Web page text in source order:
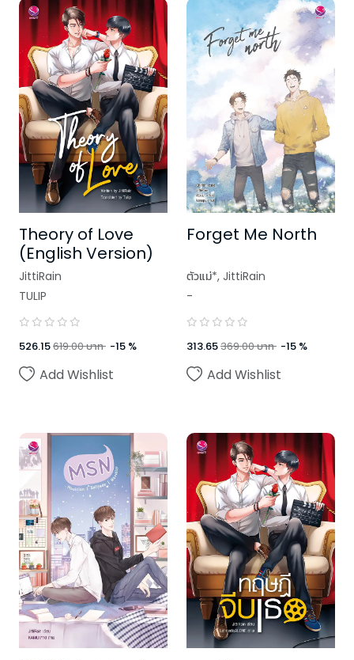
Theory of Love
(English Version)
JittiRain
TULIP
526.15619.00บาท -15 %
Add Wishlist
Forget Me North
ตัวแม่*, JittiRain
,
-
313.65369.00บาท -15 %
Add Wishlist